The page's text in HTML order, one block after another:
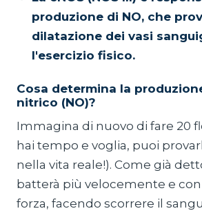
produzione di NO, che
dilatazione dei vasi
l'esercizio fisico.
Cosa determina la
nitrico (NO)?
Immagina di nuovo di fare 20
hai tempo e voglia, puoi
nella vita reale!). Come già
batterà più velocemente e
forza, facendo scorrere il